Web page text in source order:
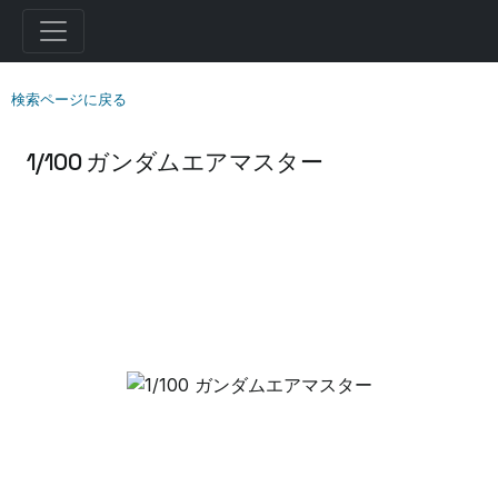
検索ページに戻る
1/100 ガンダムエアマスター